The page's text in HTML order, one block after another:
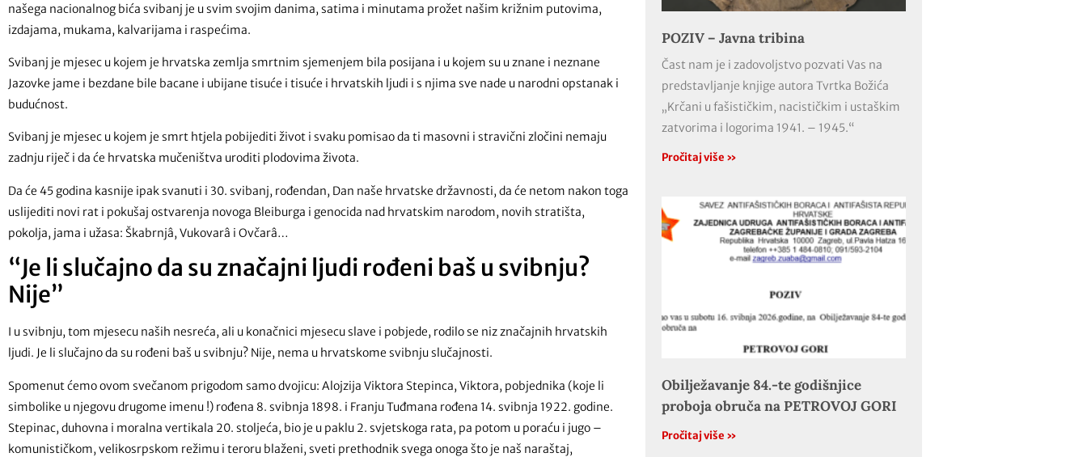
našega nacionalnog bića svibanj je u svim svojim danima, satima i minutama prožet našim križnim putovima,
izdajama, mukama, kalvarijama i raspećima.
Svibanj je mjesec u kojem je hrvatska zemlja smrtnim sjemenjem bila posijana i u kojem su u znane i neznane
Jazovke jame i bezdane bile bacane i ubijane tisuće i tisuće i hrvatskih ljudi i s njima sve nade u narodni opstanak i
budućnost.
Svibanj je mjesec u kojem je smrt htjela pobijediti život i svaku pomisao da ti masovni i stravični zločini nemaju
zadnju riječ i da će hrvatska mučeništva uroditi plodovima života.
Da će 45 godina kasnije ipak svanuti i 30. svibanj, rođendan, Dan naše hrvatske državnosti, da će netom nakon toga
uslijediti novi rat i pokušaj ostvarenja novoga Bleiburga i genocida nad hrvatskim narodom, novih stratišta,
pokolja, jama i užasa: Škabrnjâ, Vukovarâ i Ovčarâ…
“Je li slučajno da su značajni ljudi rođeni baš u svibnju?
Nije”
I u svibnju, tom mjesecu naših nesreća, ali u konačnici mjesecu slave i pobjede, rodilo se niz značajnih hrvatskih
ljudi. Je li slučajno da su rođeni baš u svibnju? Nije, nema u hrvatskome svibnju slučajnosti.
Spomenut ćemo ovom svečanom prigodom samo dvojicu: Alojzija Viktora Stepinca, Viktora, pobjednika (koje li
simbolike u njegovu drugome imenu !) rođena 8. svibnja 1898. i Franju Tuđmana rođena 14. svibnja 1922. godine.
Stepinac, duhovna i moralna vertikala 20. stoljeća, bio je u paklu 2. svjetskoga rata, pa potom u poraću i jugo –
komunističkom, velikosrpskom režimu i teroru blaženi, sveti prethodnik svega onoga što je naš naraštaj,
POZIV – Javna tribina
Čast nam je i zadovoljstvo pozvati Vas na
predstavljanje knjige autora Tvrtka Božića
„Krčani u fašističkim, nacističkim i ustaškim
zatvorima i logorima 1941. – 1945.“
Pročitaj više »
Obilježavanje 84.-te godišnjice
proboja obruča na PETROVOJ GORI
Pročitaj više »